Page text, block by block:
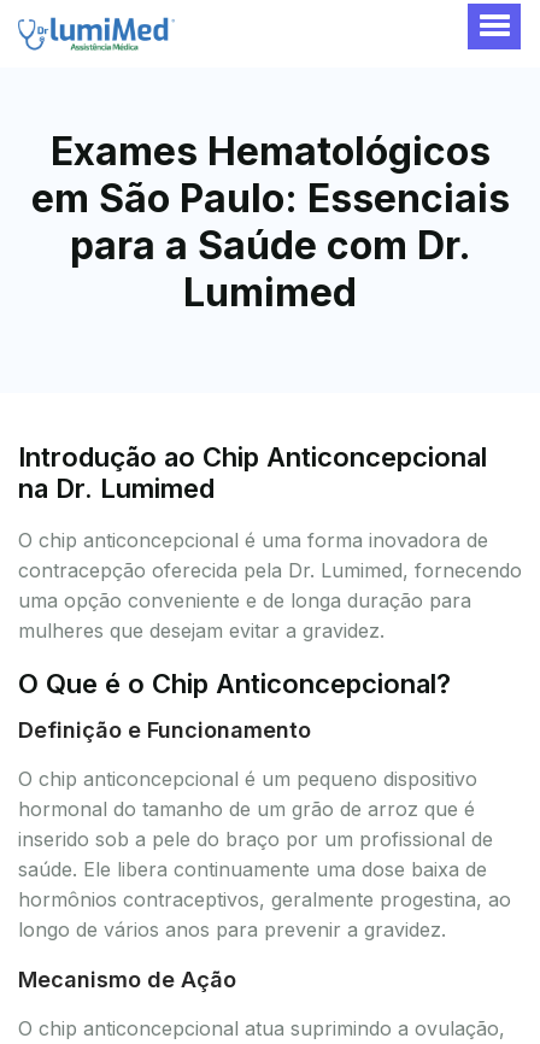
Exames Hematológicos
em São Paulo: Essenciais
para a Saúde com Dr.
Lumimed
Introdução ao Chip Anticoncepcional
na Dr. Lumimed
O chip anticoncepcional é uma forma inovadora de
contracepção oferecida pela Dr. Lumimed, fornecendo
uma opção conveniente e de longa duração para
mulheres que desejam evitar a gravidez.
O Que é o Chip Anticoncepcional?
Definição e Funcionamento
O chip anticoncepcional é um pequeno dispositivo
hormonal do tamanho de um grão de arroz que é
inserido sob a pele do braço por um profissional de
saúde. Ele libera continuamente uma dose baixa de
hormônios contraceptivos, geralmente progestina, ao
longo de vários anos para prevenir a gravidez.
Mecanismo de Ação
O chip anticoncepcional atua suprimindo a ovulação,